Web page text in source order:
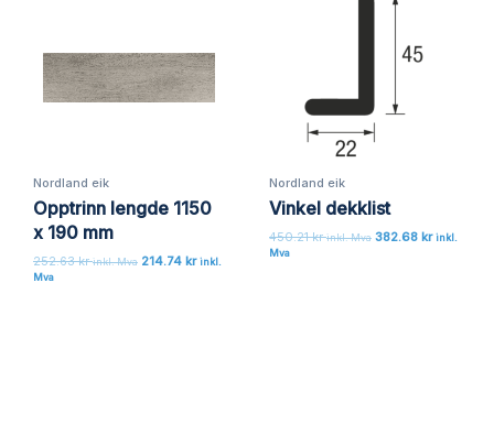
Nordland eik
Opptrinn lengde 1150
x 190 mm
252.63kr inkl. Mva 214.74 kr inkl.
Mva
Nordland eik
Vinkel dekklist
450.21kr inkl. Mva 382.68 kr inkl.
Mva